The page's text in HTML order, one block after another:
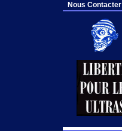
Nous Contacter